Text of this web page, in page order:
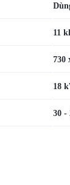
11
730
18
30 -